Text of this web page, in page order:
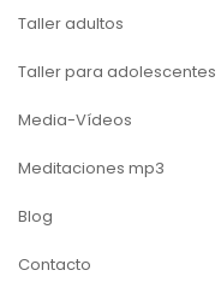
Taller adultos
Taller para adolescentes
Media-Vídeos
Meditaciones mp3
Blog
Contacto